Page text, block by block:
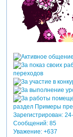
Зарегистрирован:
Сообщений:85
Уважение: +637